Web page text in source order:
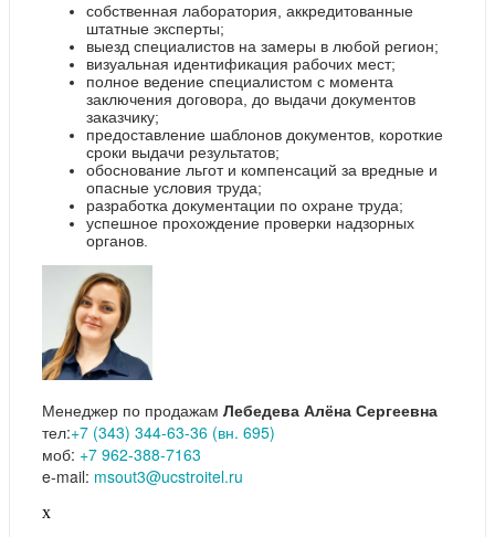
собственная лаборатория, аккредитованные
штатные эксперты;
выезд специалистов на замеры в любой регион;
визуальная идентификация рабочих мест;
полное ведение специалистом с момента
заключения договора, до выдачи документов
заказчику;
предоставление шаблонов документов, короткие
сроки выдачи результатов;
обоснование льгот и компенсаций за вредные и
опасные условия труда;
разработка документации по охране труда;
успешное прохождение проверки надзорных
органов.
Менеджер по продажам Лебедева Алёна Сергеевна
тел:+7 (343) 344-63-36 (вн. 695)
моб: +7 962-388-7163
e-mail: msout3@ucstroitel.ru
x